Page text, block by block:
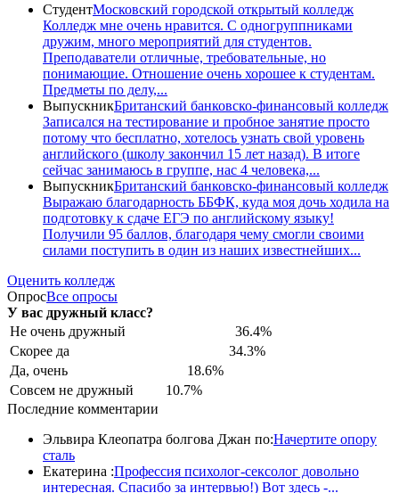
СтудентМосковский городской открытый колледж
Колледж мне очень нравится. С одногруппниками
дружим, много мероприятий для студентов.
Преподаватели отличные, требовательные, но
понимающие. Отношение очень хорошее к студентам.
Предметы по делу,...
ВыпускникБританский банковско-финансовый колледж
Записался на тестирование и пробное занятие просто
потому что бесплатно, хотелось узнать свой уровень
английского (школу закончил 15 лет назад). В итоге
сейчас занимаюсь в группе, нас 4 человека,...
ВыпускникБританский банковско-финансовый колледж
Выражаю благодарность ББФК, куда моя дочь ходила на
подготовку к сдаче ЕГЭ по английскому языку!
Получили 95 баллов, благодаря чему смогли своими
силами поступить в один из наших известнейших...
Оценить колледж
ОпросВсе опросы
У вас дружный класс?
Не очень дружный
36.4%
Скорее да
34.3%
Да, очень
18.6%
Совсем не дружный
10.7%
Последние комментарии
Эльвира Клеопатра болгова Джан по:Начертите опору
сталь
Екатерина :Профессия психолог-сексолог довольно
интересная. Спасибо за интервью!) Вот здесь -...